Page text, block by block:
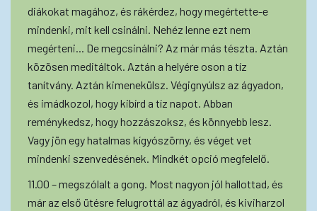
diákokat magához, és rákérdez, hogy megértette-e
mindenki, mit kell csinálni. Nehéz lenne ezt nem
megérteni... De megcsinálni? Az már más tészta. Aztán
közösen meditáltok. Aztán a helyére oson a tíz
tanítvány. Aztán kimenekülsz. Végignyúlsz az ágyadon,
és imádkozol, hogy kibírd a tíz napot. Abban
reménykedsz, hogy hozzászoksz, és könnyebb lesz.
Vagy jön egy hatalmas kígyószörny, és véget vet
mindenki szenvedésének. Mindkét opció megfelelő.
11.00 – megszólalt a gong. Most nagyon jól hallottad, és
már az első ütésre felugrottál az ágyadról, és kiviharzol